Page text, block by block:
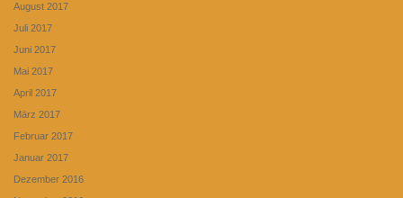
August 2017
Juli 2017
Juni 2017
Mai 2017
April 2017
März 2017
Februar 2017
Januar 2017
Dezember 2016